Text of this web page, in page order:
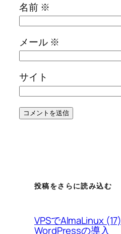
名前 ※
メール ※
サイト
投稿をさらに読み込む
VPSでAlmaLinux (17)
WordPressの導入